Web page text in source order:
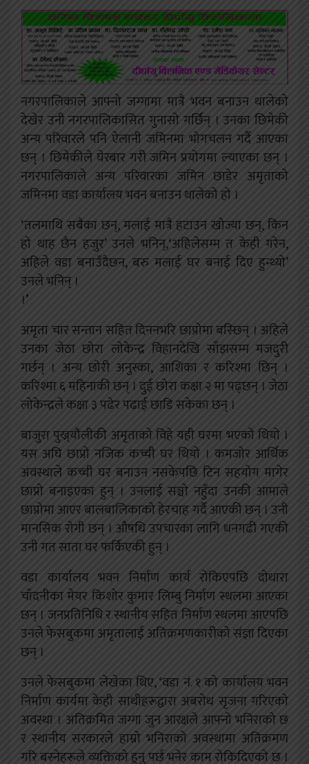
नगरपालिकाले आफ्नो जग्गामा मात्रै भवन बनाउन थालेको
देखेर उनी नगरपालिकासित गुनासो गर्छिन् । उनका छिमेकी
अन्य परिवारले पनि ऐलानी जमिनमा भोगचलन गर्दै आएका
छन् । छिमेकीले घेरबार गरी जमिन प्रयोगमा ल्याएका छन् ।
नगरपालिकाले अन्य परिवारका जमिन छाडेर अमृताको
जमिनमा वडा कार्यालय भवन बनाउन थालेको हो ।
‘तलमाथि सबैका छन्, मलाई मात्रै हटाउन खोज्या छन्, किन
हो थाह छैन हजुर’ उनले भनिन्,‘अहिलेसम्म त केही गरेन,
अहिले वडा बनाउँदैछन, बरु मलाई घर बनाई दिए हुन्थ्यो’
उनले भनिन् ।
।’
अमृता चार सन्तान सहित दिननभरि छाप्रोमा बस्छिन् । अहिले
उनका जेठा छोरा लोकेन्द्र विहानदेखि साँझसम्म मजदुरी
गर्छन् । अन्य छोरी अनुस्का, आशिका र करिश्मा छिन् ।
करिश्मा ६ महिनाकी छन् । दुई छोरा कक्षा २ मा पढ्छन् । जेठा
लोकेन्द्रले कक्षा ३ पढेर पढाई छाडि सकेका छन् ।
बाजुरा पुख्र्यौलीकी अमृताको विहे यही घरमा भएको थियो ।
यस अघि छाप्रो नजिक कच्ची घर थियो । कमजोर आर्थिक
अवस्थाले कच्ची घर बनाउन नसकेपछि टिन सहयोग मागेर
छाप्रो बनाइएका हुन् । उनलाई सञ्चो नहुँदा उनकी आमाले
छाप्रोमा आएर बालबालिकाको हेरचाह गर्दै आएकी छन् । उनी
मानसिक रोगी छन् । औषधि उपचारका लागि धनगढी गएकी
उनी गत साता घर फर्किएकी हुन् ।
वडा कार्यालय भवन निर्माण कार्य रोकिएपछि दोधारा
चाँदनीका मेयर किशोर कुमार लिम्बु निर्माण स्थलमा आएका
छन् । जनप्रतिनिधि र स्थानीय सहित निर्माण स्थलमा आएपछि
उनले फेसबुकमा अमृतालाई अतिक्रमणकारीको संज्ञा दिएका
छन् ।
उनले फेसबुकमा लेखेका थिए, ‘वडा नं. १ को कार्यालय भवन
निर्माण कार्यमा केही साथीहरूद्वारा अबरोध सृजना गरिएको
अवस्था । अतिक्रमित जग्गा जुन आरक्षले आफ्नो भनिराको छ
र स्थानीय सरकारले हाम्रो भनिराको अवस्थामा अतिक्रमण
गरि बस्नेहरूले व्यक्तिको हुनु पर्छ भनेर काम रोकिदिएको छ ।